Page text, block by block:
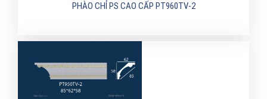
PHÀO CHỈ PS CAO CẤP PT960TV-2